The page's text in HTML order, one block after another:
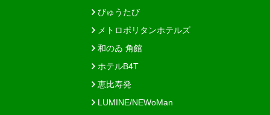
びゅうたび
メトロポリタンホテルズ
和のゐ 角館
ホテルB4T
恵比寿発
LUMINE/NEWoMan